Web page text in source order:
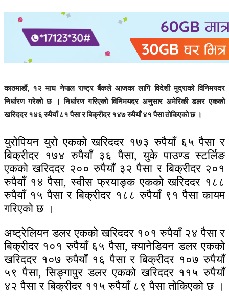
काठमाडौं, १२ माघ नेपाल राष्ट्र बैंकले आजका लागि विदेशी मुद्राको विनिमयदर
निर्धारण गरेको छ । निर्धारण गरिएको विनिमयदर अनुसार अमेरिकी डलर एकको
खरिददर १४६ रुपैयाँ ८१ पैसा र बिक्रीदर १४७ रुपैयाँ ४१ पैसा तोकिएको छ ।
युरोपियन युरो एकको खरिददर १७३ रुपैयाँ ६५ पैसा र
बिक्रीदर १७४ रुपैयाँ ३६ पैसा, युके पाउण्ड स्टर्लिङ
एकको खरिददर २०० रुपैयाँ ३२ पैसा र बिक्रीदर २०१
रुपैयाँ १४ पैसा, स्वीस फ्रयाङ्क एकको खरिददर १८८
रुपैयाँ १५ पैसा र बिक्रीदर १८८ रुपैयाँ ९१ पैसा कायम
गरिएको छ ।
अष्ट्रेलियन डलर एकको खरिददर १०१ रुपैयाँ २४ पैसा र
बिक्रीदर १०१ रुपैयाँ ६५ पैसा, क्यानेडियन डलर एकको
खरिददर १०७ रुपैयाँ १६ पैसा र बिक्रीदर १०७ रुपैयाँ
५९ पैसा, सिङ्गापुर डलर एकको खरिददर ११५ रुपैयाँ
४२ पैसा र बिक्रीदर ११५ रुपैयाँ ८९ पैसा तोकिएको छ ।